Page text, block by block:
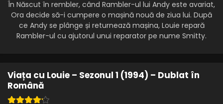
de joi din noiembrie
Eps 8 - A patra zi de joi din noiembrie - 6 May, 2025
Viața cu Louie – Sezonul 1 Episodul 7 – Durere
Viața cu Louie – Sezonul 1 Episodul 6 – Miracolul
În Născut în rembler, când Rambler-ul lui Andy este avariat,
Ora decide să-i cumpere o mașină nouă de ziua lui. După
ce Andy se plânge și returnează mașina, Louie repară
Rambler-ul cu ajutorul unui reparator pe nume Smitty.
Viața cu Louie – Sezonul 1 (1994) – Dublat în
Română